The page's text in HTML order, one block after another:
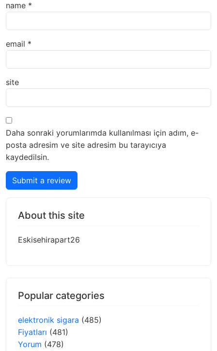
name *
email *
site
Daha sonraki yorumlarımda kullanılması için adım, e-
posta adresim ve site adresim bu tarayıcıya
kaydedilsin.
Submit a review
About this site
Eskisehirapart26
Popular categories
elektronik sigara (485)
Fiyatları (481)
Yorum (478)